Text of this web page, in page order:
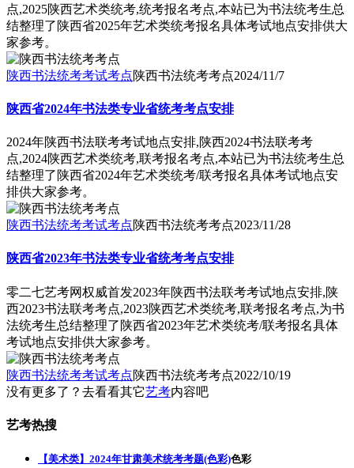
点,2025陕西艺术类统考,统考报名考点,本站已为书法统考生总
结整理了陕西省2025年艺术类统考报名具体考试地点安排供大
家参考。
陕西书法统考考试考点陕西书法统考考点2024/11/7
陕西省2024年书法类专业省统考考点安排
2024年陕西书法联考考试地点安排,陕西2024书法联考考
点,2024陕西艺术类统考,联考报名考点,本站已为书法统考生总
结整理了陕西省2024年艺术类统考/联考报名具体考试地点安
排供大家参考。
陕西书法统考考试考点陕西书法统考考点2023/11/28
陕西省2023年书法类专业省统考考点安排
零二七艺考网权威首发2023年陕西书法联考考试地点安排,陕
西2023书法联考考点,2023陕西艺术类统考,联考报名考点,为书
法统考生总结整理了陕西省2023年艺术类统考/联考报名具体
考试地点安排供大家参考。
陕西书法统考考试考点陕西书法统考考点2022/10/19
没有更多了？去看看其它艺考内容吧
艺考热搜
【美术类】2024年甘肃美术统考考题(色彩)色彩